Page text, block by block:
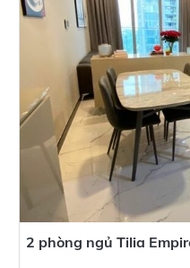
2 phòng ngủ Tilia